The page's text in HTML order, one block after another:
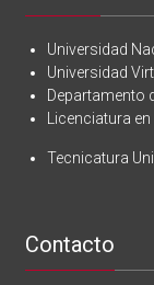
Universidad
Universidad
Departamento
Licenciatura
Tecnicatura
Contacto